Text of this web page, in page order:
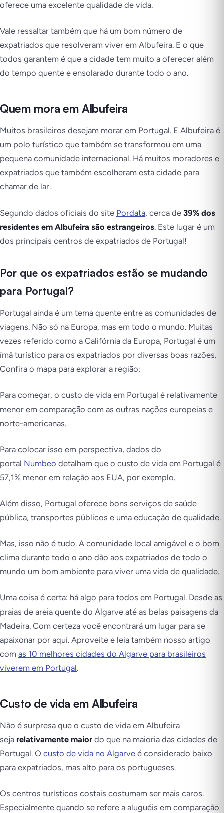
oferece uma excelente qualidade de vida.
Vale ressaltar também que há um bom número de
expatriados que resolveram viver em Albufeira. E o que
todos garantem é que a cidade tem muito a oferecer além
do tempo quente e ensolarado durante todo o ano.
Quem mora em Albufeira
Muitos brasileiros desejam morar em Portugal. E Albufeira é
um polo turístico que também se transformou em uma
pequena comunidade internacional. Há muitos moradores e
expatriados que também escolheram esta cidade para
chamar de lar.
Segundo dados oficiais do site Pordata, cerca de 39% dos
residentes em Albufeira são estrangeiros. Este lugar é um
dos principais centros de expatriados de Portugal!
Por que os expatriados estão se mudando
para Portugal?
Portugal ainda é um tema quente entre as comunidades de
viagens. Não só na Europa, mas em todo o mundo. Muitas
vezes referido como a Califórnia da Europa, Portugal é um
ímã turístico para os expatriados por diversas boas razões.
Confira o mapa para explorar a região:
Para começar, o custo de vida em Portugal é relativamente
menor em comparação com as outras nações europeias e
norte-americanas.
Para colocar isso em perspectiva, dados do
portal Numbeo detalham que o custo de vida em Portugal é
57,1% menor em relação aos EUA, por exemplo.
Além disso, Portugal oferece bons serviços de saúde
pública, transportes públicos e uma educação de qualidade.
Mas, isso não é tudo. A comunidade local amigável e o bom
clima durante todo o ano dão aos expatriados de todo o
mundo um bom ambiente para viver uma vida de qualidade.
Uma coisa é certa: há algo para todos em Portugal. Desde as
praias de areia quente do Algarve até as belas paisagens da
Madeira. Com certeza você encontrará um lugar para se
apaixonar por aqui. Aproveite e leia também nosso artigo
com as 10 melhores cidades do Algarve para brasileiros
viverem em Portugal.
Custo de vida em Albufeira
Não é surpresa que o custo de vida em Albufeira
seja relativamente maior do que na maioria das cidades de
Portugal. O custo de vida no Algarve é considerado baixo
para expatriados, mas alto para os portugueses.
Os centros turísticos costais costumam ser mais caros.
Especialmente quando se refere a aluguéis em comparação